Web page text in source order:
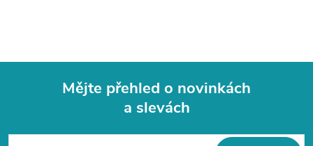
Mějte přehled o novinkách
a slevách